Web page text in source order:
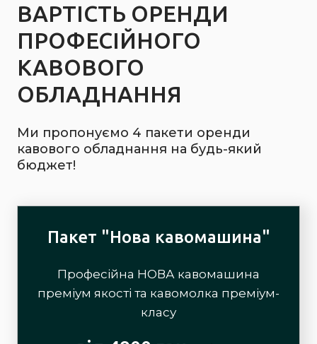
ВАРТІСТЬ ОРЕНДИ
ПРОФЕСІЙНОГО
КАВОВОГО
ОБЛАДНАННЯ
Ми пропонуємо 4 пакети оренди
кавового обладнання на будь-який
бюджет!
Пакет "Нова кавомашина"
Професійна НОВА кавомашина
преміум якості та кавомолка преміум-
класу